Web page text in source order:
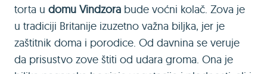
torta u domu Vindzora bude voćni kolač. Zova je
u tradiciji Britanije izuzetno važna biljka, jer je
zaštitnik doma i porodice. Od davnina se veruje
da prisustvo zove štiti od udara groma. Ona je